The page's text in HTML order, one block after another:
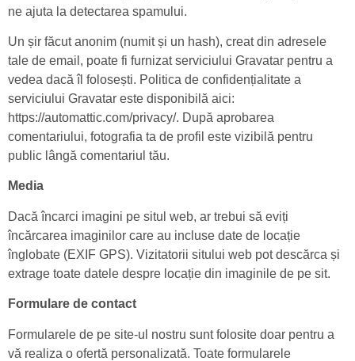
ne ajuta la detectarea spamului.
Un șir făcut anonim (numit și un hash), creat din adresele
tale de email, poate fi furnizat serviciului Gravatar pentru a
vedea dacă îl folosești. Politica de confidențialitate a
serviciului Gravatar este disponibilă aici:
https://automattic.com/privacy/. După aprobarea
comentariului, fotografia ta de profil este vizibilă pentru
public lângă comentariul tău.
Media
Dacă încarci imagini pe situl web, ar trebui să eviți
încărcarea imaginilor care au incluse date de locație
înglobate (EXIF GPS). Vizitatorii sitului web pot descărca și
extrage toate datele despre locație din imaginile de pe sit.
Formulare de contact
Formularele de pe site-ul nostru sunt folosite doar pentru a
vă realiza o ofertă personalizată. Toate formularele